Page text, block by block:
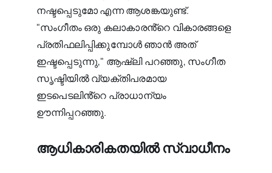
നഷ്ടപ്പെടുമോ എന്ന ആശങ്കയുണ്ട്.
"സംഗീതം ഒരു കലാകാരൻ്റെ വികാരങ്ങളെ
പ്രതിഫലിപ്പിക്കുമ്പോൾ ഞാൻ അത്
ഇഷ്ടപ്പെടുന്നു," ആഷ്ലി പറഞ്ഞു, സംഗീത
സൃഷ്ടിയിൽ വ്യക്തിപരമായ
ഇടപെടലിൻ്റെ പ്രാധാന്യം
ഊന്നിപ്പറഞ്ഞു.
ആധികാരികതയിൽ സ്വാധീനം